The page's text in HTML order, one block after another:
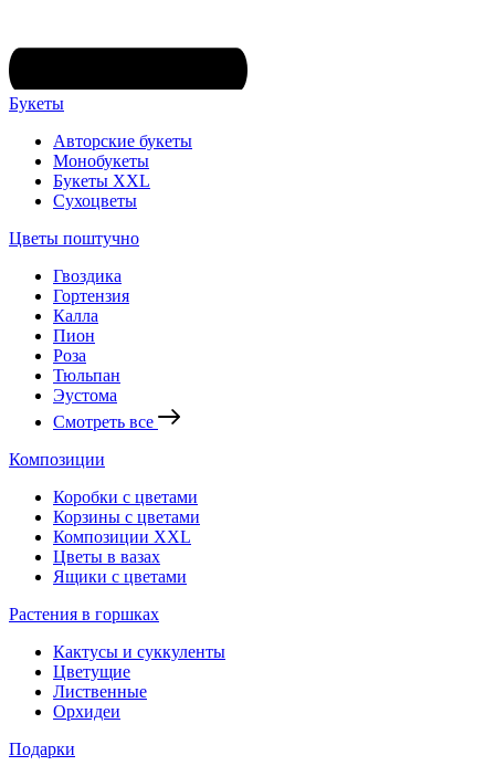
Букеты
Авторские букеты
Монобукеты
Букеты XXL
Сухоцветы
Цветы поштучно
Гвоздика
Гортензия
Калла
Пион
Роза
Тюльпан
Эустома
Смотреть все
Композиции
Коробки с цветами
Корзины с цветами
Композиции XXL
Цветы в вазах
Ящики с цветами
Растения в горшках
Кактусы и суккуленты
Цветущие
Лиственные
Орхидеи
Подарки